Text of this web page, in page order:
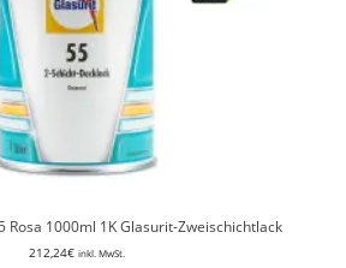
Rosa 1000ml 1K Glasurit-Zweischichtlack
212,24€ inkl. MwSt.